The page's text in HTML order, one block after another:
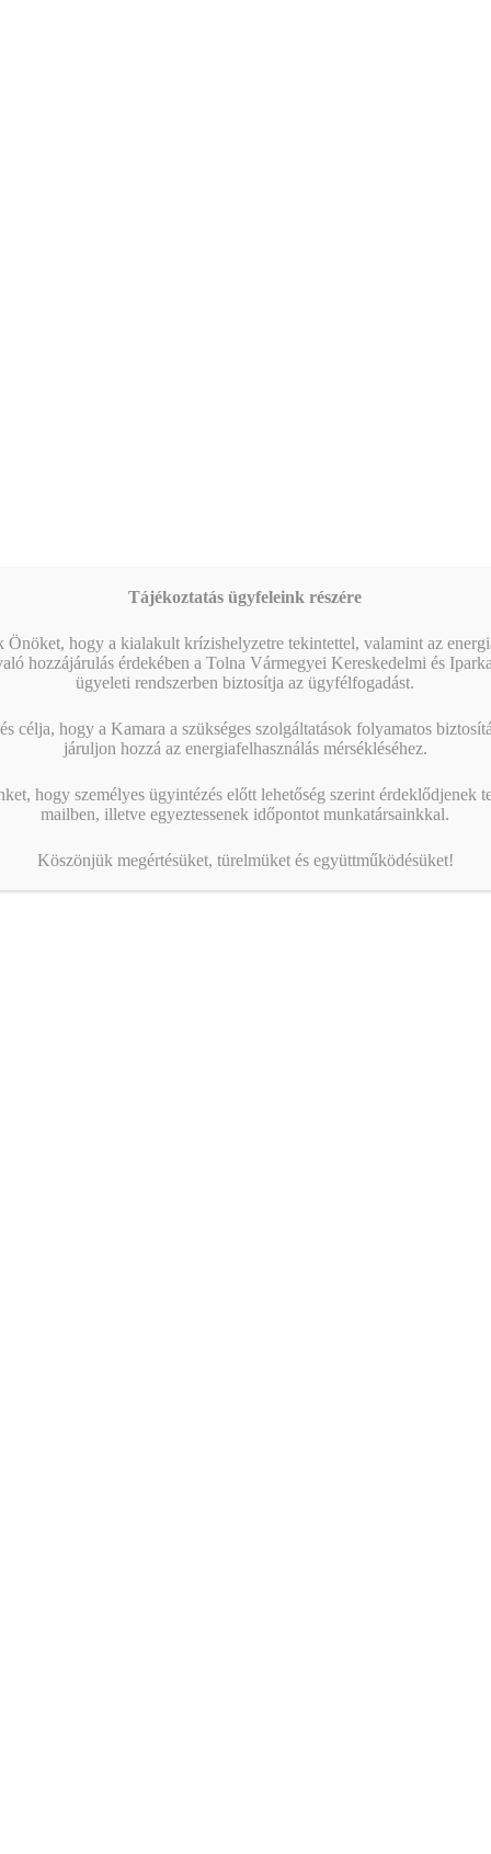
Tájékoztatás ügyfeleink részére
Önöket, hogy a kialakult krízishelyzetre tekintettel, valamint az
hozzájárulás érdekében a Tolna Vármegyei Kereskedelmi és
ügyeleti rendszerben biztosítja az ügyfélfogadást.
célja, hogy a Kamara a szükséges szolgáltatások folyamatos
járuljon hozzá az energiafelhasználás mérsékléséhez.
hogy személyes ügyintézés előtt lehetőség szerint érdeklődjenek
mailben, illetve egyeztessenek időpontot munkatársainkkal.
Köszönjük megértésüket, türelmüket és együttműködésüket!